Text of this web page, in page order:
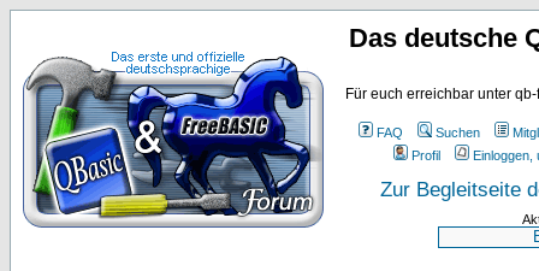
Das deutsche
Für euch erreichbar unter
FAQ Suchen
Profil
Einloggen,
Zur Begleitseite